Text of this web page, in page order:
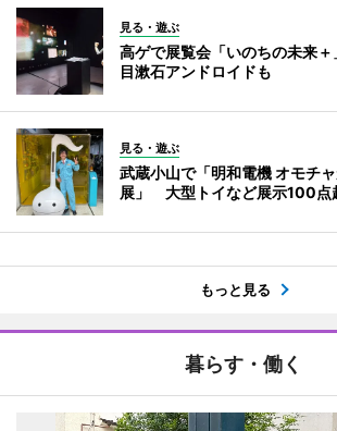
見る・遊ぶ
高ゲで展覧会「いのちの未来
目漱石アンドロイドも
見る・遊ぶ
武蔵小山で「明和電機 オモチ
展」 大型トイなど展示100点
もっと見る
暮らす・働く